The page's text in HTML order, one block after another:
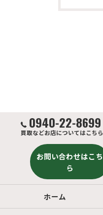
0940-22-8699
買取などお店についてはこちら
お問い合わせはこち
ら
ホーム